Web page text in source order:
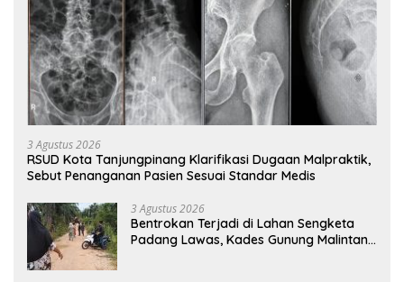
3 Agustus 2026
RSUD Kota Tanjungpinang Klarifikasi Dugaan Malpraktik,
Sebut Penanganan Pasien Sesuai Standar Medis
3 Agustus 2026
Bentrokan Terjadi di Lahan Sengketa
Padang Lawas, Kades Gunung Malintang